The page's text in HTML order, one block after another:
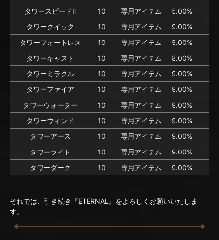
タワースピードⅡ
10 専用アイテム
5.00%
タワークイック
10 専用アイテム
9.00%
タワーフォートレス
10 専用アイテム
5.00%
タワーキャスト
10 専用アイテム
8.00%
タワーミラクル
10 専用アイテム
9.00%
タワーファイア
10 専用アイテム
9.00%
タワーウォーター
10 専用アイテム
9.00%
タワーウィンド
10 専用アイテム
9.00%
タワーアース
10 専用アイテム
9.00%
タワーライト
10 専用アイテム
9.00%
タワーダーク
10 専用アイテム 9.00%
それでは、引き続き『ETERNAL』をよろしくお願いいたしま
す。